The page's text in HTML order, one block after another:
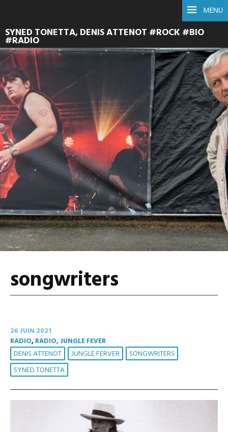
MENU
SYNED TONETTA, DENIS ATTENOT #ROCK #BIO
#RADIO
songwriters
26 JUIN 2021
RADIO,RADIO, JUNGLE FEVER
DENIS ATTENOT JUNGLE FERVER
SONGWRITERS
SYNED TONETTA